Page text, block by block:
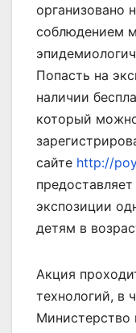
организовано
соблюдением
Попасть на
наличии
который
сайте http://
экспозиции
детям в
Акция
технологий, в
Министерство